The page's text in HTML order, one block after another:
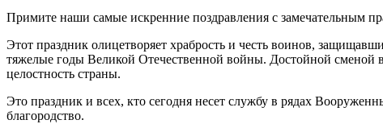
Примите наши самые искренние поздравления с замечательным
Этот праздник олицетворяет храбрость и честь воинов,
тяжелые годы Великой Отечественной войны. Достойной
целостность страны.
Это праздник и всех, кто сегодня несет службу в рядах
благородство.